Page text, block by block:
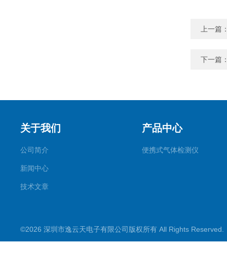
上一篇
下一篇
关于我们
公司简介
新闻中心
技术文章
产品中心
便携式气体检测仪
©2026 深圳市逸云天电子有限公司版权所有 All Rights